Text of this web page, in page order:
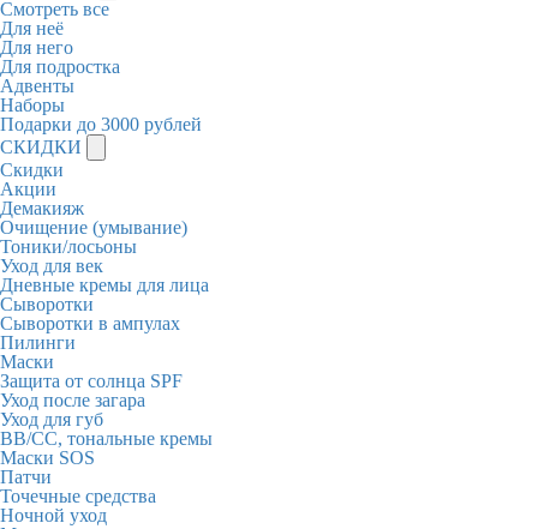
Смотреть все
Для неё
Для него
Для подростка
Адвенты
Наборы
Подарки до 3000 рублей
СКИДКИ
Скидки
Акции
Демакияж
Очищение (умывание)
Тоники/лосьоны
Уход для век
Дневные кремы для лица
Сыворотки
Сыворотки в ампулах
Пилинги
Маски
Защита от солнца SPF
Уход после загара
Уход для губ
BB/CC, тональные кремы
Маски SOS
Патчи
Точечные средства
Ночной уход